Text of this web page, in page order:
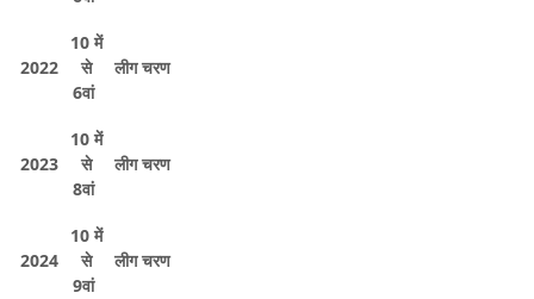
2022
10 में
से
6वां
लीग चरण
2023
10 में
से
8वां
लीग चरण
2024
10 में
से
9वां
लीग चरण